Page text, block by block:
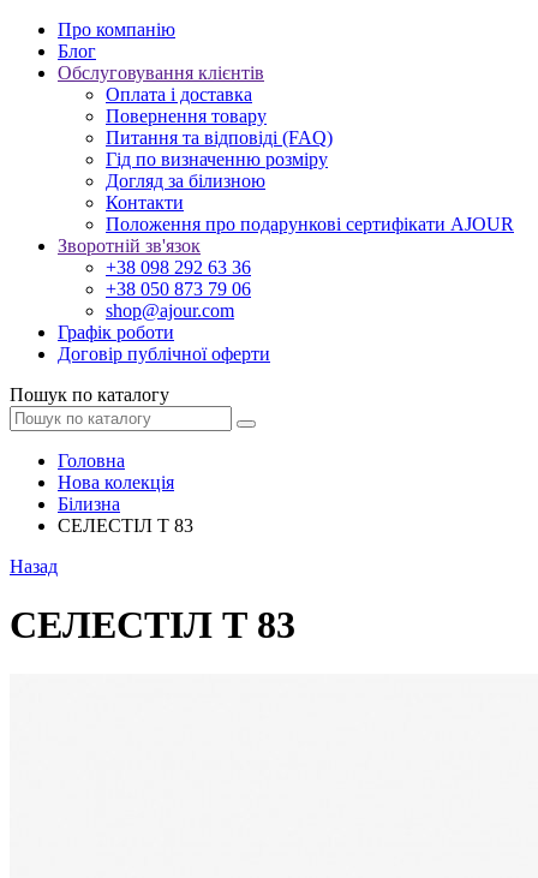
Про компанію
Блог
Обслуговування клієнтів
Оплата і доставка
Повернення товару
Питання та відповіді (FAQ)
Гід по визначенню розміру
Догляд за білизною
Контакти
Положення про подарункові сертифікати AJOUR
Зворотній зв'язок
+38 098 292 63 36
+38 050 873 79 06
shop@ajour.com
Графік роботи
Договір публічної оферти
Пошук по каталогу
Головна
Нова колекція
Білизна
СЕЛЕСТІЛ Т 83
Назад
СЕЛЕСТІЛ Т 83